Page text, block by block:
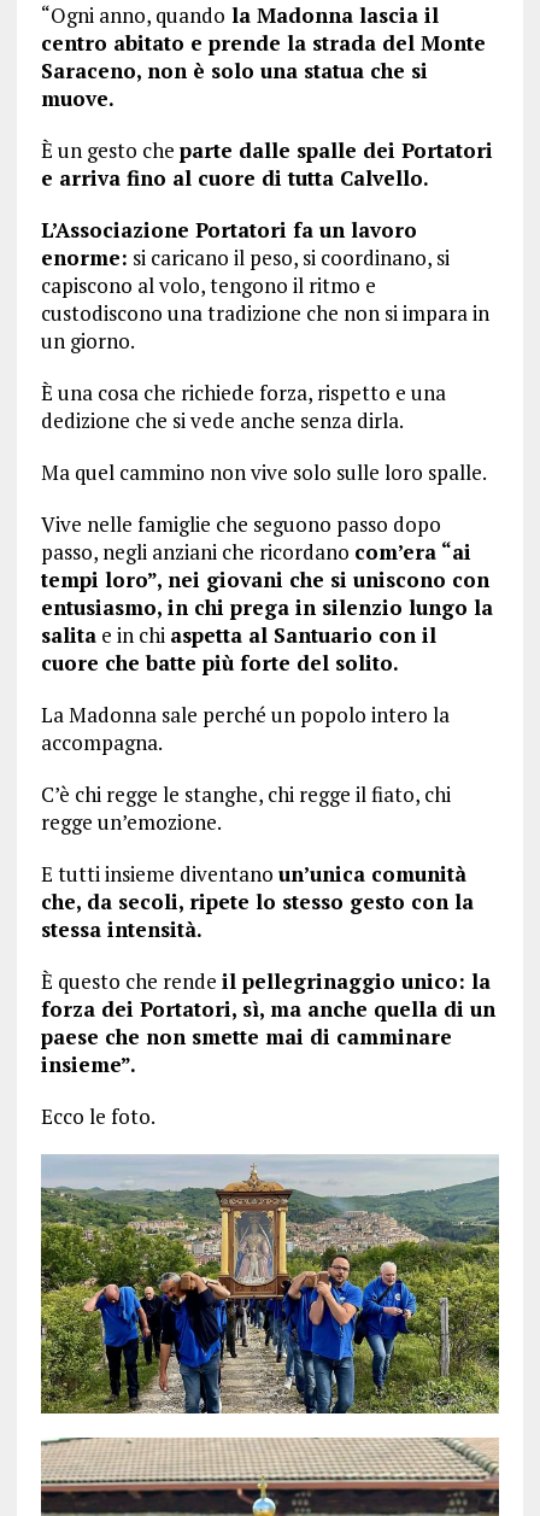
“Ogni anno, quando la Madonna lascia il
centro abitato e prende la strada del Monte
Saraceno, non è solo una statua che si
muove.
È un gesto che parte dalle spalle dei Portatori
e arriva fino al cuore di tutta Calvello.
L’Associazione Portatori fa un lavoro
enorme: si caricano il peso, si coordinano, si
capiscono al volo, tengono il ritmo e
custodiscono una tradizione che non si impara in
un giorno.
È una cosa che richiede forza, rispetto e una
dedizione che si vede anche senza dirla.
Ma quel cammino non vive solo sulle loro spalle.
Vive nelle famiglie che seguono passo dopo
passo, negli anziani che ricordano com’era “ai
tempi loro”, nei giovani che si uniscono con
entusiasmo, in chi prega in silenzio lungo la
salitae in chi aspetta al Santuario con il
cuore che batte più forte del solito.
La Madonna sale perché un popolo intero la
accompagna.
C’è chi regge le stanghe, chi regge il fiato, chi
regge un’emozione.
E tutti insieme diventano un’unica comunità
che, da secoli, ripete lo stesso gesto con la
stessa intensità.
È questo che rende il pellegrinaggio unico: la
forza dei Portatori, sì, ma anche quella di un
paese che non smette mai di camminare
insieme”.
Ecco le foto.